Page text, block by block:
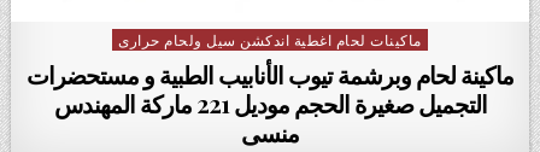
Posted in
ماكينات لحام اغطية اندكشن سيل ولحام حرارى
ماكينة لحام وبرشمة تيوب الأنابيب الطبية‎ ‎و مستحضرات
التجميل صغيرة الحجم موديل 221 ماركة المهندس
منسى